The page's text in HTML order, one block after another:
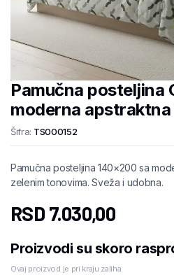
Pamučna posteljina
moderna
Šifra: TS000152
Pamučna posteljina 140×200 sa
zelenim tonovima. Sveža i udobna.
RSD 7.030,00
Proizvodi su skoro
Ovaj proizvod je pri kraju zaliha